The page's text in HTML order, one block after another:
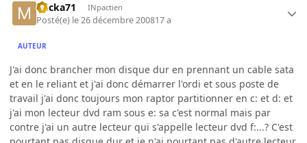
micka71 INpactien
Posté(e) le 26 décembre 200817 a
AUTEUR
J'ai donc brancher mon disque dur en prennant un cable sata
et en le reliant et j'ai donc démarrer l'ordi et sous poste de
travail j'ai donc toujours mon raptor partitionner en c: et d: et
j'ai mon lecteur dvd ram sous e: sa c'est normal mais par
contre j'ai un autre lecteur qui s'appelle lecteur dvd f:...? C'est